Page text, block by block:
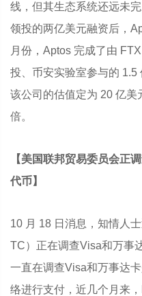
线，但其生态系统还远未
领投的两亿美元融资后，
月份，Aptos 完成了由
投、币安实验室参与的 1.5
该公司的估值定为 20 亿美
倍。
【美国联邦贸易委员会正
代币】
10 月 18 日消息，知情人
TC）正在调查Visa和万事
一直在调查Visa和万事达
络进行支付，近几个月来